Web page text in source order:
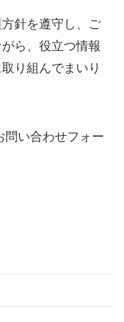
針を遵守し、ご
ら、役立つ情報
り組んでまいり
問い合わせフォー